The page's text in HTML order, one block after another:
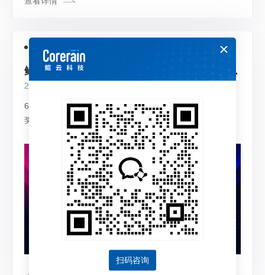
鲲云科技CAISA芯片入选世界人工智能大会最高奖SAIL奖Top 30
2021-06-10
6月8日，世界人工智能大会组委会公布最高奖项2021SAIL
奖入选名单，鲲云科技参评项目—高性能数据流AI芯片
CAISA，凭借领先的技术优势和场景化落地能力，成功入选
卓越人工智能引领者TOP30。同时入选的还有众多海内外
优秀项目，包括华为、百度、阿里、京东、GE等头部企
业，以及中科院、清华大学、上海交通大学、同济大学、利
物浦大学、滑铁卢大学等国内外学术科研机构。
扫码咨询